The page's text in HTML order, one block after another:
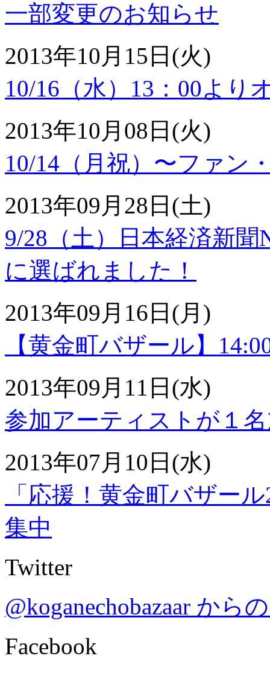
一部変更のお知らせ
2013年10月15日(火)
10/16（水）13：00より
2013年10月08日(火)
10/14（月祝）〜ファン
2013年09月28日(土)
9/28（土）日本経済新
に選ばれました！
2013年09月16日(月)
【黄金町バザール】
2013年09月11日(水)
参加アーティストが１
2013年07月10日(水)
「応援！黄金町バザー
集中
Twitter
@koganechobazaar から
Facebook